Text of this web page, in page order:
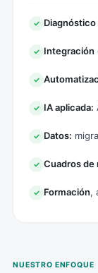
✓ Diagnóstico
✓ Integración
✓
✓ IA aplicada:
✓ Datos:
✓ Cuadros de
✓ Formación,
NUESTRO ENFOQUE